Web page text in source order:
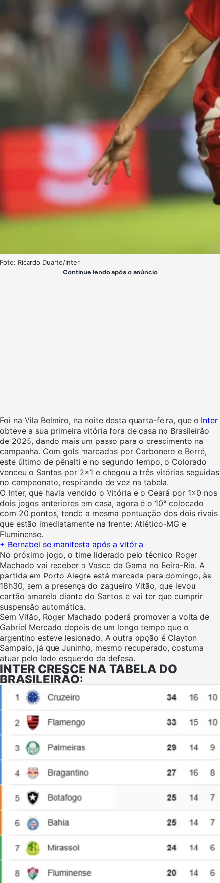
Foto: Ricardo Duarte/Inter
Continue lendo após o anúncio
Foi na Vila Belmiro, na noite desta quarta-feira, que o Inter
obteve a sua primeira vitória fora de casa no Brasileirão
de 2025, dando mais um passo para o crescimento na
campanha. Com gols marcados por Carbonero e Borré,
este último de pênalti e no segundo tempo, o Colorado
venceu o Santos por 2×1 e chegou a três vitórias seguidas
no campeonato, respirando de vez na tabela.
O Inter, que havia vencido o Vitória e o Ceará por 1×0 nos
dois jogos anteriores em casa, agora é o 10° colocado
com 20 pontos, tendo a mesma pontuação dos dois rivais
que estão imediatamente na frente: Atlético-MG e
Fluminense.
+ Bernabei se manifesta após a vitória
No próximo jogo, o time liderado pelo técnico Roger
Machado vai receber o Vasco da Gama no Beira-Rio. A
partida em Porto Alegre está marcada para domingo, às
18h30, sem a presença do zagueiro Vitão, que levou
cartão amarelo diante do Santos e vai ter que cumprir
suspensão automática.
Sem Vitão, Roger Machado poderá promover a volta de
Gabriel Mercado depois de um longo tempo que o
argentino esteve lesionado. A outra opção é Clayton
Sampaio, já que Juninho, mesmo recuperado, costuma
atuar pelo lado esquerdo da defesa.
INTER CRESCE NA TABELA DO
BRASILEIRÃO: